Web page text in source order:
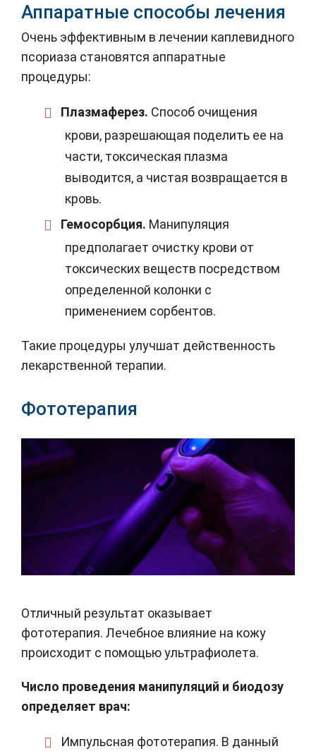
Аппаратные способы лечения
Очень эффективным в лечении каплевидного
псориаза становятся аппаратные
процедуры:
Плазмаферез. Способ очищения
крови, разрешающая поделить ее на
части, токсическая плазма
выводится, а чистая возвращается в
кровь.
Гемосорбция. Манипуляция
предполагает очистку крови от
токсических веществ посредством
определенной колонки с
применением сорбентов.
Такие процедуры улучшат действенность
лекарственной терапии.
Фототерапия
Отличный результат оказывает
фототерапия. Лечебное влияние на кожу
происходит с помощью ультрафиолета.
Число проведения манипуляций и биодозу
определяет врач:
Импульсная фототерапия. В данный